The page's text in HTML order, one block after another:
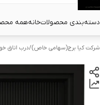
دسته‌بندی محصولاتخانههمه
شرکت کیا برج(سهامی خاص)/درب اتاق